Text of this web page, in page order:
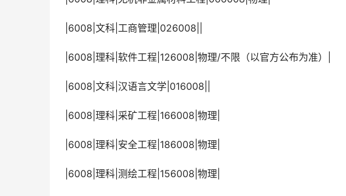
|6008|文科|工商管理|026008||
|6008|理科|软件工程|126008|物理/不限（以官方公布为准）|
|6008|文科|汉语言文学|016008||
|6008|理科|采矿工程|166008|物理|
|6008|理科|安全工程|186008|物理|
|6008|理科|测绘工程|156008|物理|